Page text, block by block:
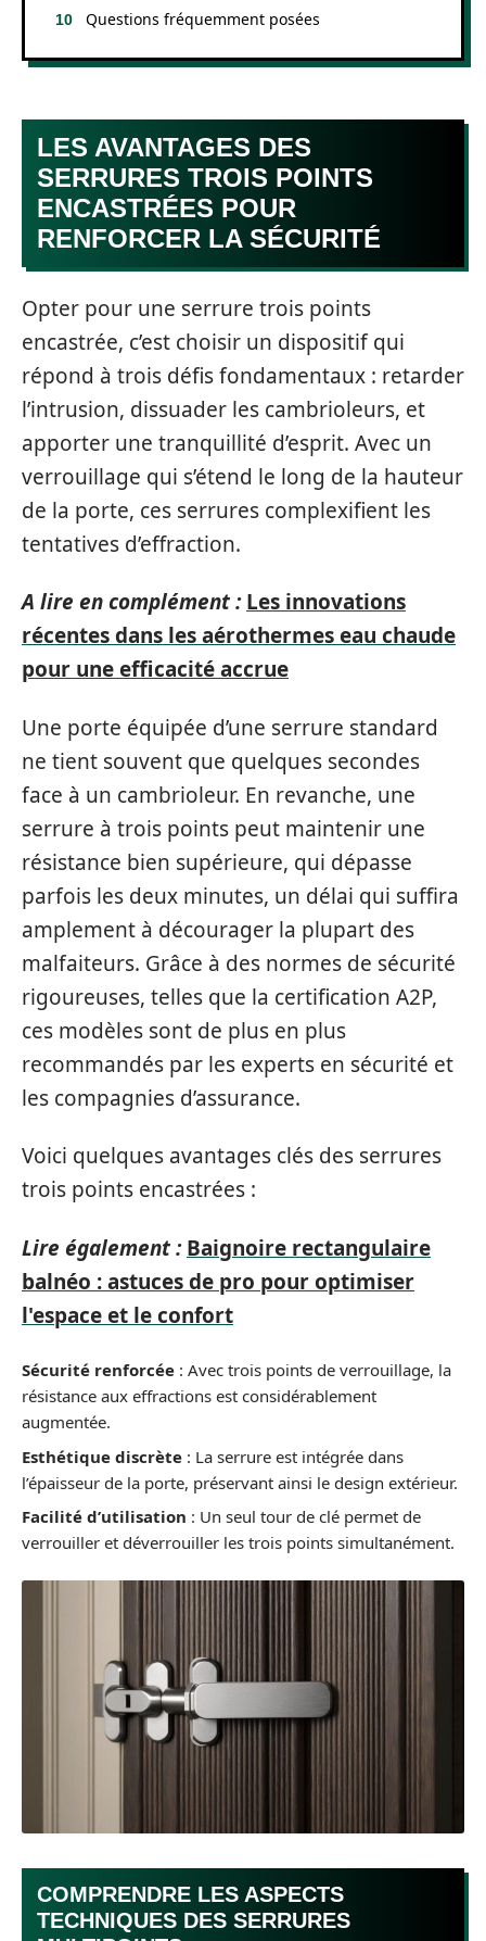
Questions fréquemment posées
LES AVANTAGES DES
SERRURES TROIS POINTS
ENCASTRÉES POUR
RENFORCER LA SÉCURITÉ
Opter pour une serrure trois points
encastrée, c’est choisir un dispositif qui
répond à trois défis fondamentaux : retarder
l’intrusion, dissuader les cambrioleurs, et
apporter une tranquillité d’esprit. Avec un
verrouillage qui s’étend le long de la hauteur
de la porte, ces serrures complexifient les
tentatives d’effraction.
A lire en complément : Les innovations
récentes dans les aérothermes eau chaude
pour une efficacité accrue
Une porte équipée d’une serrure standard
ne tient souvent que quelques secondes
face à un cambrioleur. En revanche, une
serrure à trois points peut maintenir une
résistance bien supérieure, qui dépasse
parfois les deux minutes, un délai qui suffira
amplement à décourager la plupart des
malfaiteurs. Grâce à des normes de sécurité
rigoureuses, telles que la certification A2P,
ces modèles sont de plus en plus
recommandés par les experts en sécurité et
les compagnies d’assurance.
Voici quelques avantages clés des serrures
trois points encastrées :
Lire également : Baignoire rectangulaire
balnéo : astuces de pro pour optimiser
l'espace et le confort
Sécurité renforcée : Avec trois points de verrouillage, la
résistance aux effractions est considérablement
augmentée.
Esthétique discrète : La serrure est intégrée dans
l’épaisseur de la porte, préservant ainsi le design extérieur.
Facilité d’utilisation : Un seul tour de clé permet de
verrouiller et déverrouiller les trois points simultanément.
COMPRENDRE LES ASPECTS
TECHNIQUES DES SERRURES